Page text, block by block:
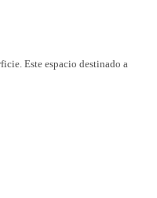
Este espacio destinado a